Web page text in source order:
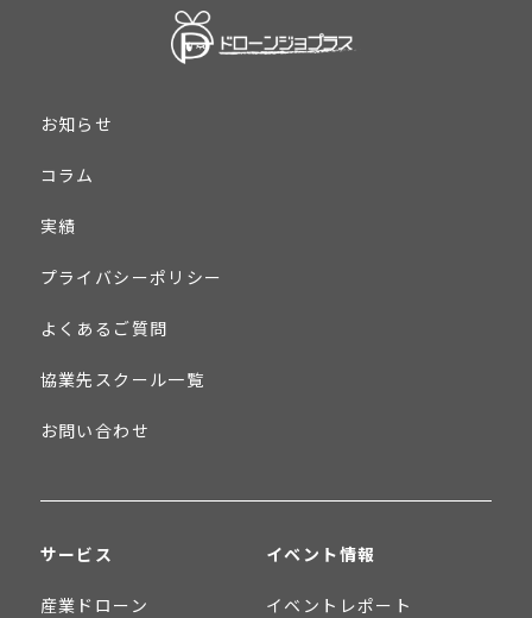
お知らせ
コラム
実績
プライバシーポリシー
よくあるご質問
協業先スクール一覧
お問い合わせ
サービス
産業ドローン
イベント情報
イベントレポート